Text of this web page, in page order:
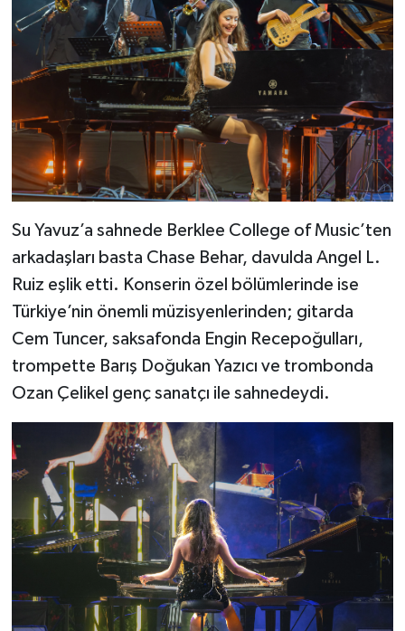
Su Yavuz’a sahnede Berklee College of Music’ten
arkadaşları basta Chase Behar, davulda Angel L.
Ruiz eşlik etti. Konserin özel bölümlerinde ise
Türkiye’nin önemli müzisyenlerinden; gitarda
Cem Tuncer, saksafonda Engin Recepoğulları,
trompette Barış Doğukan Yazıcı ve trombonda
Ozan Çelikel genç sanatçı ile sahnedeydi.